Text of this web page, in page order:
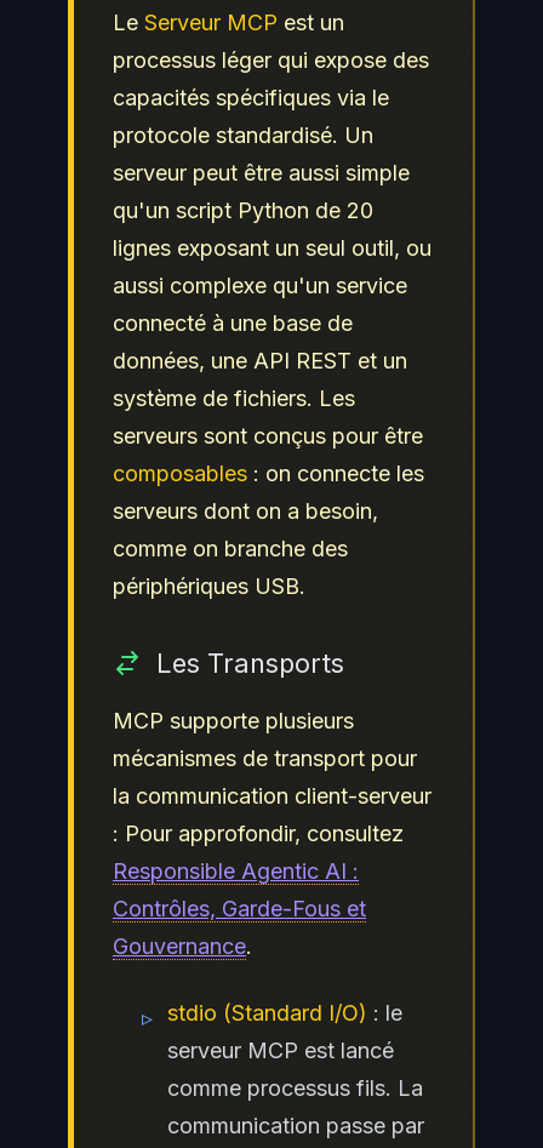
Le Serveur MCP est un
processus léger qui expose des
capacités spécifiques via le
protocole standardisé. Un
serveur peut être aussi simple
qu'un script Python de 20
lignes exposant un seul outil, ou
aussi complexe qu'un service
connecté à une base de
données, une API REST et un
système de fichiers. Les
serveurs sont conçus pour être
composables : on connecte les
serveurs dont on a besoin,
comme on branche des
périphériques USB.
Les Transports
MCP supporte plusieurs
mécanismes de transport pour
la communication client-serveur
: Pour approfondir, consultez
Responsible Agentic AI :
Contrôles, Garde-Fous et
Gouvernance.
▹ stdio (Standard I/O) : le
serveur MCP est lancé
comme processus fils. La
communication passe par